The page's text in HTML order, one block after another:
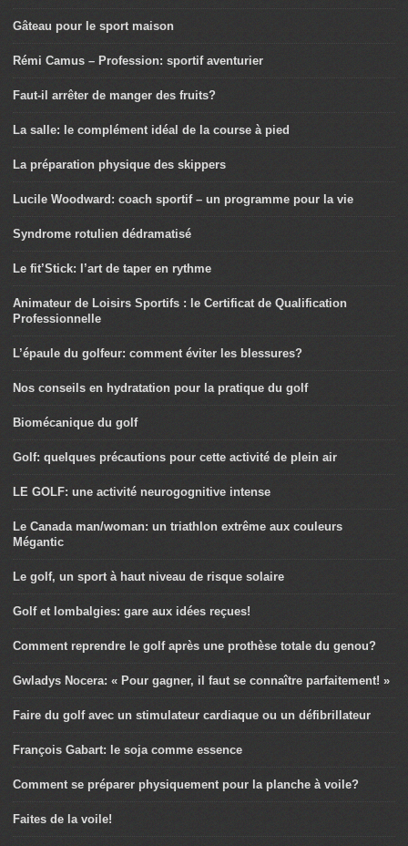
Gâteau pour le sport maison
Rémi Camus – Profession: sportif aventurier
Faut-il arrêter de manger des fruits?
La salle: le complément idéal de la course à pied
La préparation physique des skippers
Lucile Woodward: coach sportif – un programme pour la vie
Syndrome rotulien dédramatisé
Le fit’Stick: l’art de taper en rythme
Animateur de Loisirs Sportifs : le Certificat de Qualification
Professionnelle
L’épaule du golfeur: comment éviter les blessures?
Nos conseils en hydratation pour la pratique du golf
Biomécanique du golf
Golf: quelques précautions pour cette activité de plein air
LE GOLF: une activité neurogognitive intense
Le Canada man/woman: un triathlon extrême aux couleurs
Mégantic
Le golf, un sport à haut niveau de risque solaire
Golf et lombalgies: gare aux idées reçues!
Comment reprendre le golf après une prothèse totale du genou?
Gwladys Nocera: « Pour gagner, il faut se connaître parfaitement! »
Faire du golf avec un stimulateur cardiaque ou un défibrillateur
François Gabart: le soja comme essence
Comment se préparer physiquement pour la planche à voile?
Faites de la voile!